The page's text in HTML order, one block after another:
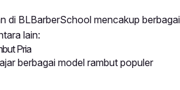
di BLBarberSchool mencakup berbagai
lain:
Pria
berbagai model rambut populer